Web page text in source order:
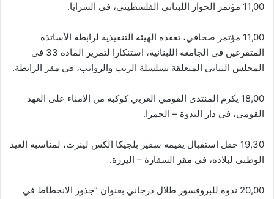
11,00 مؤتمر الحوار اللبناني الفلسطيني، في السرايا.
11,00 مؤتمر صحافي، تعقده الهيئة التنفيذية لرابطة الأساتذة
المتفرغين في الجامعة اللبنانية، استنكارا لتمرير المادة 33 في
المجلس النيابي المتعلقة بسلسلة الرتب والرواتب، في مقر الرابطة.
18,00 يكرم المنتدى القومي العربي كوكبة من الامناء على العهد
القومي، في دار الندوة – الحمرا.
19,30 حفل استقبال يقيمه سفير بلجيكا الكس لينرت، لمناسبة العيد
الوطني لبلاده، في مقر السفارة – اليرزة.
20,00 ندوة للبروفسور طلال درجاني بعنوان “جذور الانحطاط في